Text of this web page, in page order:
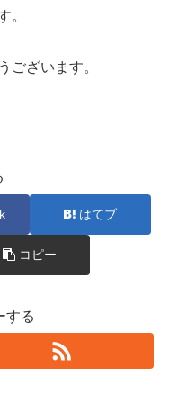
。
ございます。
はてブ
コピー
する